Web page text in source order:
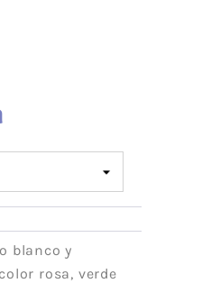
blanco y
rosa, verde